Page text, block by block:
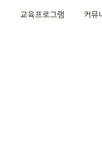
교육프로그램 커뮤